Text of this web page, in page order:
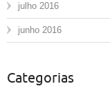
julho 2016
junho 2016
Categorias